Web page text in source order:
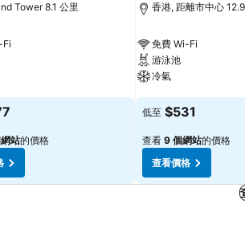
Tower 8.1 公里
Fi
站的價格
香港, 距離市中心
免費 Wi-Fi
游泳池
冷氣
查看價格
低至 $531
查看 9 個網站的價格
查看價格